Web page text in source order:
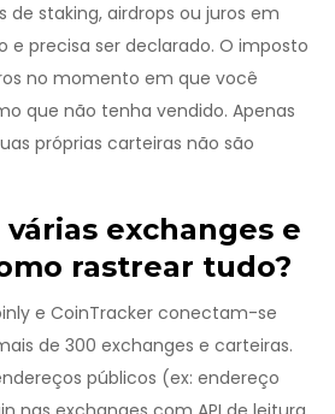
de staking, airdrops ou juros em
e precisa ser declarado. O imposto
no momento em que você
que não tenha vendido. Apenas
próprias carteiras não são
várias exchanges e
rastrear tudo?
e CoinTracker conectam-se
de 300 exchanges e carteiras.
públicos (ex: endereço